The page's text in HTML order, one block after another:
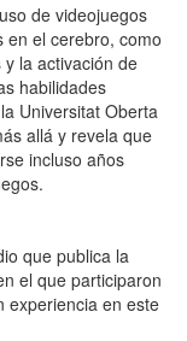
de videojuegos
en el cerebro, como
la activación de
habilidades
Universitat Oberta
allá y revela que
incluso años
que publica la
el que participaron
experiencia en este